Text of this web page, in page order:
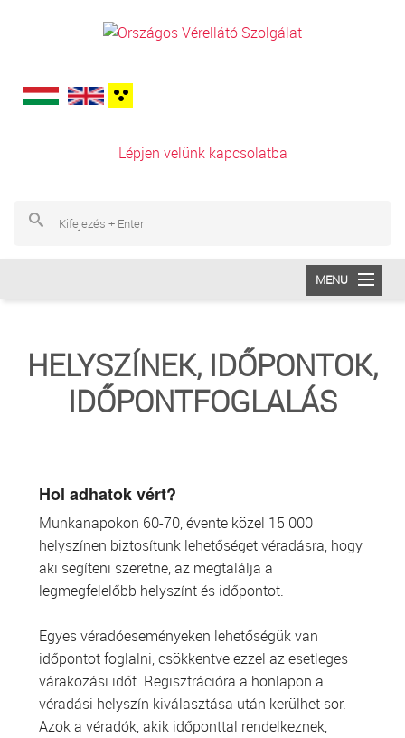
Lépjen velünk kapcsolatba
MENU
VÉRADÁS
ŐSSEJT DONÁCIÓ
VÁRÓLISTÁK
HELYSZÍNEK, IDŐPONTOK,
IDŐPONTFOGLALÁS
Hol adhatok vért?
Munkanapokon 60-70, évente közel 15 000
helyszínen biztosítunk lehetőséget véradásra, hogy
aki segíteni szeretne, az megtalálja a
legmegfelelőbb helyszínt és időpontot.
Egyes véradóeseményeken lehetőségük van
időpontot foglalni, csökkentve ezzel az esetleges
várakozási időt. Regisztrációra a honlapon a
véradási helyszín kiválasztása után kerülhet sor.
Azok a véradók, akik időponttal rendelkeznek,